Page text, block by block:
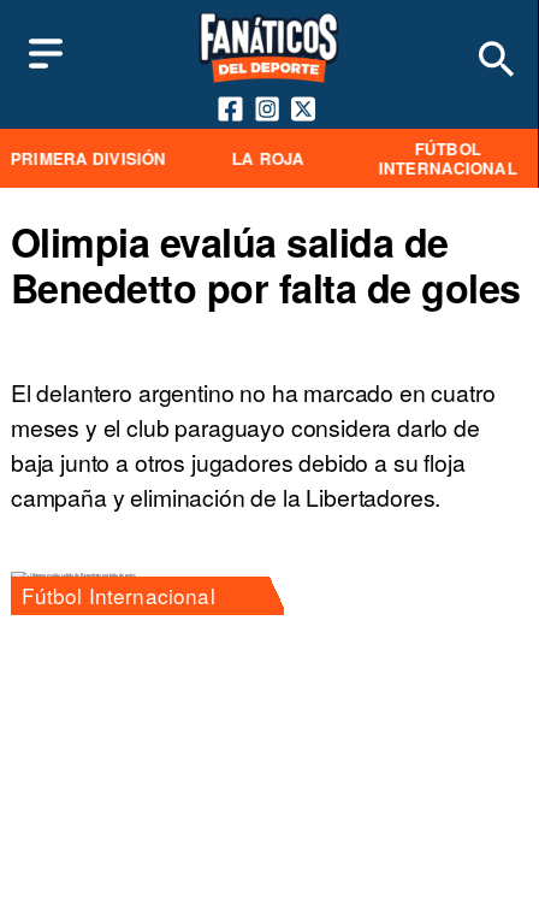
PRIMERA DIVISIÓN LA ROJA
FÚTBOL
INTERNACIONAL
Olimpia evalúa salida de
Benedetto por falta de goles
El delantero argentino no ha marcado en cuatro
meses y el club paraguayo considera darlo de
baja junto a otros jugadores debido a su floja
campaña y eliminación de la Libertadores.
Fútbol Internacional